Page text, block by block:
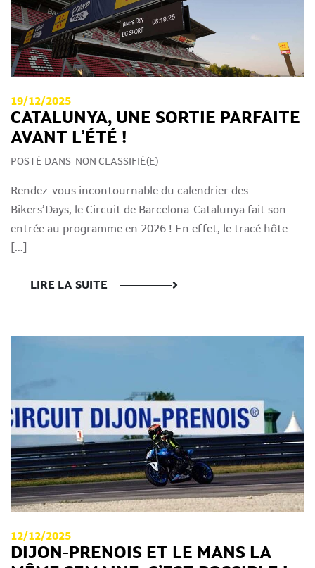
19/12/2025
CATALUNYA, UNE SORTIE PARFAITE
AVANT L’ÉTÉ !
POSTÉ DANS NON CLASSIFIÉ(E)
Rendez-vous incontournable du calendrier des
Bikers’Days, le Circuit de Barcelona-Catalunya fait son
entrée au programme en 2026 ! En effet, le tracé hôte
[…]
LIRE LA SUITE
12/12/2025
DIJON-PRENOIS ET LE MANS LA